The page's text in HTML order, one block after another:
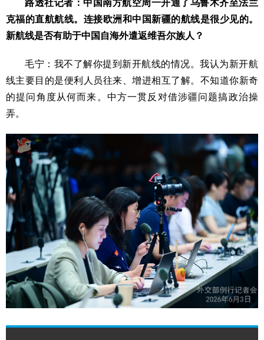
路透社记者：中国南方航空周一开通了乌鲁木齐至法兰
克福的直航航线。连接欧洲和中国新疆的航线是很少见的。
新航线是否有助于中国自海外遣返维吾尔族人？
毛宁：我不了解你提到新开航线的情况。我认为新开航
线主要目的是便利人员往来、增进相互了解。不知道你新奇
的提问角度从何而来。中方一贯反对借涉疆问题搞政治操
弄。